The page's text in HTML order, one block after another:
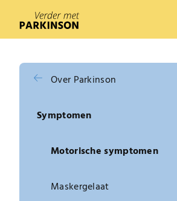
Over Parkinson
Symptomen
Motorische symptomen
Maskergelaat